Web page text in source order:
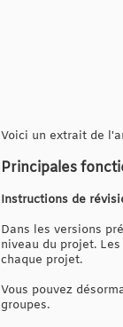
Voici un extrait de
Principales
Instructions de
Dans les versions
niveau du projet.
chaque projet.
Vous pouvez
groupes.